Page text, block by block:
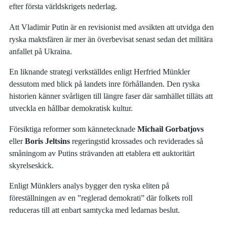
efter första världskrigets nederlag.
Att Vladimir Putin är en revisionist med avsikten att utvidga den
ryska maktsfären är mer än överbevisat senast sedan det militära
anfallet på Ukraina.
En liknande strategi verkställdes enligt Herfried Münkler
dessutom med blick på landets inre förhållanden. Den ryska
historien känner svårligen till längre faser där samhället tilläts att
utveckla en hållbar demokratisk kultur.
Försiktiga reformer som kännetecknadeMichail Gorbatjovs
ellerBoris Jeltsins regeringstid krossades och reviderades så
småningom av Putins strävanden att etablera ett auktoritärt
skyrelseskick.
Enligt Münklers analys bygger den ryska eliten på
föreställningen av en ”reglerad demokrati” där folkets roll
reduceras till att enbart samtycka med ledarnas beslut.